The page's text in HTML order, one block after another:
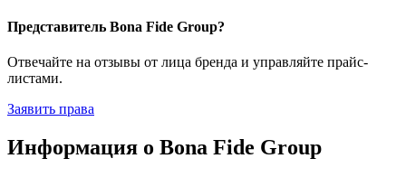
Представитель Bona Fide Group?
Отвечайте на отзывы от лица бренда и управляйте прайс-
листами.
Заявить права
Информация о Bona Fide Group